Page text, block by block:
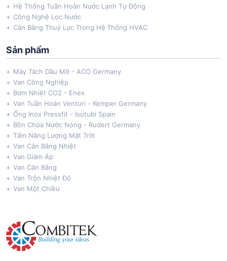
Hệ Thống Tuần Hoàn Nước Lạnh Tự Động
Công Nghệ Lọc Nước
Cân Bằng Thuỷ Lực Trong Hệ Thống HVAC
Sản phẩm
Máy Tách Dầu Mỡ - ACO Germany
Van Công Nghiệp
Bơm Nhiệt CO2 - Enex
Van Tuần Hoàn Venturi - Kemper Germany
Ống Inox Pressfit - Isotubi Spain
Bồn Chứa Nước Nóng - Rudert Germany
Tấm Năng Lượng Mặt Trời
Van Cân Bằng Nhiệt
Van Giảm Áp
Van Cân Bằng
Van Trộn Nhiệt Độ
Van Một Chiều